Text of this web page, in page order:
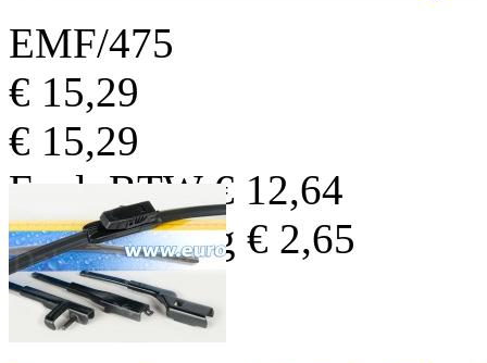
EMF/475
€ 15,29
€ 15,29
Excl. BTW € 12,64
BTW Bedrag € 2,65